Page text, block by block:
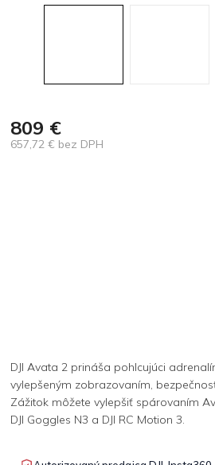
809 €
657,72 € bez DPH
DJI Avata 2 prináša pohlcujúci
vylepšeným zobrazovaním,
Zážitok môžete vylepšiť spárovaním
DJI Goggles N3 a DJI RC Motion 3.